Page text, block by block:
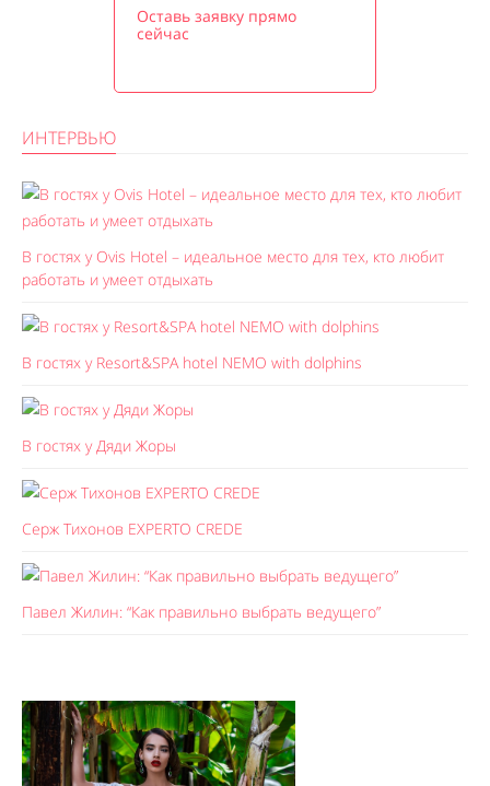
Оставь заявку прямо
сейчас
ИНТЕРВЬЮ
В гостях у Ovis Hotel – идеальное место для тех, кто любит
работать и умеет отдыхать
В гостях у Resort&SPA hotel NEMO with dolphins
В гостях у Дяди Жоры
Серж Тихонов EXPERTO CREDE
Павел Жилин: “Как правильно выбрать ведущего”